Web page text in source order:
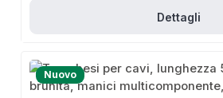
Dettagli
Nuovo